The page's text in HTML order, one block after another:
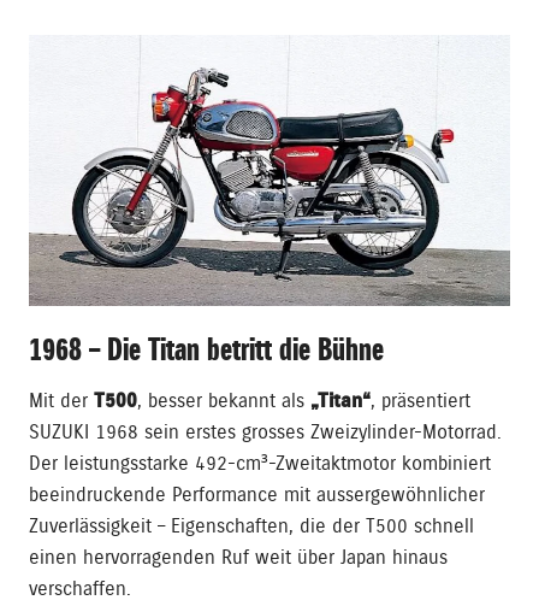
1968 – Die Titan betritt die Bühne
Mit der T500, besser bekannt als „Titan“, präsentiert
SUZUKI 1968 sein erstes grosses Zweizylinder-Motorrad.
Der leistungsstarke 492-cm³-Zweitaktmotor kombiniert
beeindruckende Performance mit aussergewöhnlicher
Zuverlässigkeit – Eigenschaften, die der T500 schnell
einen hervorragenden Ruf weit über Japan hinaus
verschaffen.